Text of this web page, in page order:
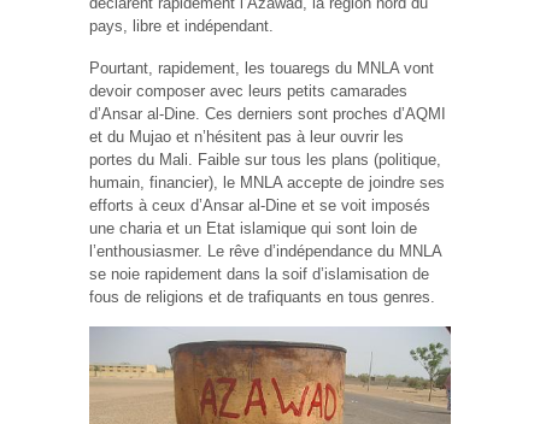
pays, libre et indépendant.
Pourtant, rapidement, les touaregs du MNLA vont
devoir composer avec leurs petits camarades
d’Ansar al-Dine. Ces derniers sont proches d’AQMI
et du Mujao et n’hésitent pas à leur ouvrir les
portes du Mali. Faible sur tous les plans (politique,
humain, financier), le MNLA accepte de joindre ses
efforts à ceux d’Ansar al-Dine et se voit imposés
une charia et un Etat islamique qui sont loin de
l’enthousiasmer. Le rêve d’indépendance du MNLA
se noie rapidement dans la soif d’islamisation de
fous de religions et de trafiquants en tous genres.